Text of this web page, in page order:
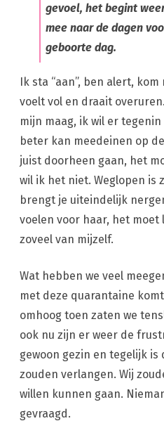
gevoel, het begint
mee naar de dagen
geboorte dag.
Ik sta “aan”, ben alert,
voelt vol en draait
mijn maag, ik wil er
beter kan meedeinen op
juist doorheen gaan, het
wil ik het niet. Weglopen is
brengt je uiteindelijk
voelen voor haar, het moet
zoveel van mijzelf.
Wat hebben we veel
met deze quarantaine
omhoog toen zaten we
ook nu zijn er weer de
gewoon gezin en tegelijk is
zouden verlangen. Wij
willen kunnen gaan.
gevraagd.